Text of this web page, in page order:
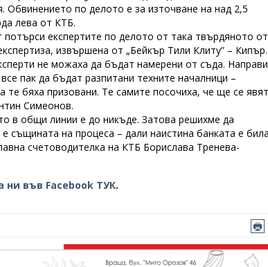
Обвинението по делото е за източване на над 2,5
лева от КТБ.
потърси експертите по делото от така твърдяното от
извършена от „Бейкър Тили Клиту” – Кипър.
не можаха да бъдат намерени от съда.
пак да бъдат разпитани техните началници –
бяха призовани. Те самите посочиха, че ще се явят
Симеонов.
в общи линии е до никъде. Затова решихме да
същината на процеса – дали наистина банката е била
счетоводителка на КТБ Борислава Тренева-
ни във Facebook ТУК.